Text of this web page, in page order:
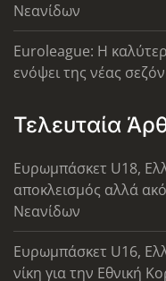
Νεανίδων
Euroleague: Η
ενόψει της νέας
Τελευταία
Ευρωμπάσκετ U18,
αποκλεισμός αλλά
Νεανίδων
Ευρωμπάσκετ U16,
νίκη για την Εθνική